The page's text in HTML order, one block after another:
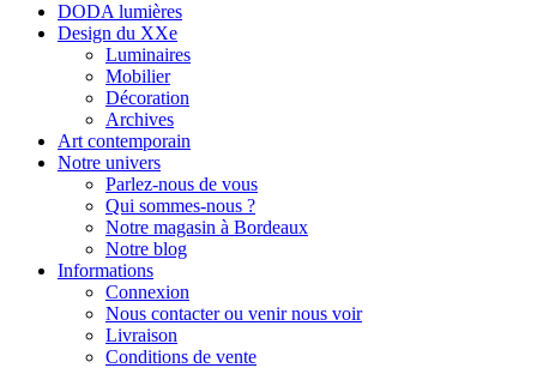
DODA lumières
Design du XXe
Luminaires
Mobilier
Décoration
Archives
Art contemporain
Notre univers
Parlez-nous de vous
Qui sommes-nous ?
Notre magasin à Bordeaux
Notre blog
Informations
Connexion
Nous contacter ou venir nous voir
Livraison
Conditions de vente